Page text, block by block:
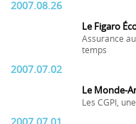
2007.08.26
Le Figaro
Assurance
temps
2007.07.02
Le Monde-
Les CGPI,